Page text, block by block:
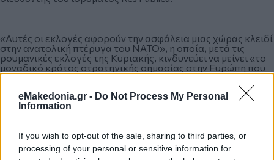
eMakedonia.gr - Do Not Process My Personal
Information
If you wish to opt-out of the sale, sharing to third parties, or
processing of your personal or sensitive information for
«Αυτές οι εκλογές αφορούν την ασφάλεια μιας χώρας κλειδί
στην ανατολική πτέρυγα του ΝΑΤΟ», η οποία, μετά τις
ρουμανικές εκλογές της Κυριακής, κινδυνεύει να μείνει «το
μοναδικό κράτος στρατηγικής σημασίας στην Ευρώπη που
μπορεί να αποθαρρύνει τη ρωσική επιθετικότητα από
σαφώς με τη σκέψη και τη στάση που προωθεί ο Ντόναλντ
Τραμπ», καθώς ο φιλοευρωπαϊκός κυβερνητικός
συνασπισμός «προσπαθεί τουλάχιστον να αντισταθμίσει